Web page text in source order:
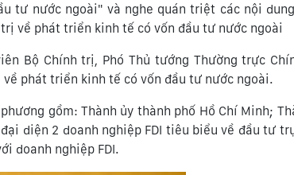
tư nước ngoài" và nghe quán triệt các nội
về phát triển kinh tế có vốn đầu tư nước ngoài
Bộ Chính trị, Phó Thủ tướng Thường trực
phát triển kinh tế có vốn đầu tư nước ngoài.
gồm: Thành ủy thành phố Hồ Chí Minh;
diện 2 doanh nghiệp FDI tiêu biểu về đầu tư
doanh nghiệp FDI.